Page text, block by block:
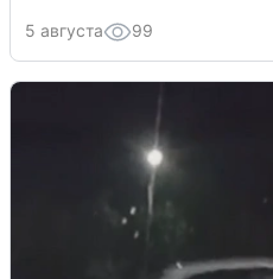
5 августа 99